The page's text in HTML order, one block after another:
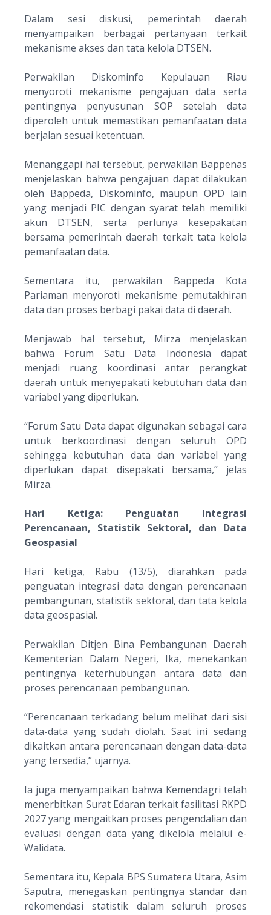
Dalam sesi diskusi, pemerintah daerah
menyampaikan berbagai pertanyaan terkait
mekanisme akses dan tata kelola DTSEN.
Perwakilan Diskominfo Kepulauan Riau
menyoroti mekanisme pengajuan data serta
pentingnya penyusunan SOP setelah data
diperoleh untuk memastikan pemanfaatan data
berjalan sesuai ketentuan.
Menanggapi hal tersebut, perwakilan Bappenas
menjelaskan bahwa pengajuan dapat dilakukan
oleh Bappeda, Diskominfo, maupun OPD lain
yang menjadi PIC dengan syarat telah memiliki
akun DTSEN, serta perlunya kesepakatan
bersama pemerintah daerah terkait tata kelola
pemanfaatan data.
Sementara itu, perwakilan Bappeda Kota
Pariaman menyoroti mekanisme pemutakhiran
data dan proses berbagi pakai data di daerah.
Menjawab hal tersebut, Mirza menjelaskan
bahwa Forum Satu Data Indonesia dapat
menjadi ruang koordinasi antar perangkat
daerah untuk menyepakati kebutuhan data dan
variabel yang diperlukan.
“Forum Satu Data dapat digunakan sebagai cara
untuk berkoordinasi dengan seluruh OPD
sehingga kebutuhan data dan variabel yang
diperlukan dapat disepakati bersama,” jelas
Mirza.
Hari Ketiga: Penguatan Integrasi
Perencanaan, Statistik Sektoral, dan Data
Geospasial
Hari ketiga, Rabu (13/5), diarahkan pada
penguatan integrasi data dengan perencanaan
pembangunan, statistik sektoral, dan tata kelola
data geospasial.
Perwakilan Ditjen Bina Pembangunan Daerah
Kementerian Dalam Negeri, Ika, menekankan
pentingnya keterhubungan antara data dan
proses perencanaan pembangunan.
“Perencanaan terkadang belum melihat dari sisi
data-data yang sudah diolah. Saat ini sedang
dikaitkan antara perencanaan dengan data-data
yang tersedia,” ujarnya.
Ia juga menyampaikan bahwa Kemendagri telah
menerbitkan Surat Edaran terkait fasilitasi RKPD
2027 yang mengaitkan proses pengendalian dan
evaluasi dengan data yang dikelola melalui e-
Walidata.
Sementara itu, Kepala BPS Sumatera Utara, Asim
Saputra, menegaskan pentingnya standar dan
rekomendasi statistik dalam seluruh proses